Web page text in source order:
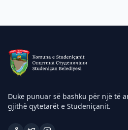
Duke punuar së bashku për një të
gjithë qytetarët e Studeniçanit.